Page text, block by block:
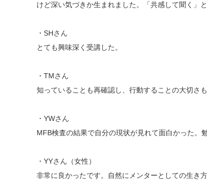
けど深い気づきか生まれました。「共感して聞く」
・SHさん
とても興味深く受講した。
・TMさん
知っていることも再確認し、行動することの大切さも
・YWさん
MFB検査の結果で自分の現状が見れて面白かった。
・YYさん（女性）
非常に良かったです。自然にメンターとしての生き